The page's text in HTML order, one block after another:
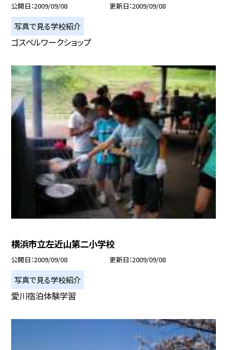
公開日 2009/09/08 更新日 2009/09/08
写真で見る学校紹介
ゴスペルワークショップ
横浜市立左近山第二小学校
公開日 2009/09/08 更新日 2009/09/08
写真で見る学校紹介
愛川宿泊体験学習